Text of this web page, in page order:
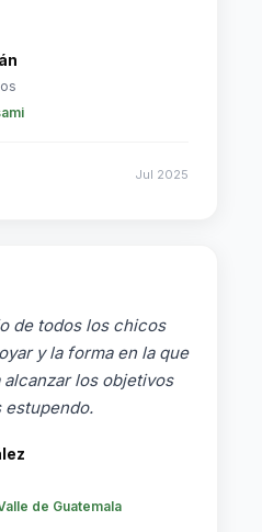
Jul 2025
de todos los chicos
y la forma en la que
alcanzar los objetivos
estupendo.
de Guatemala